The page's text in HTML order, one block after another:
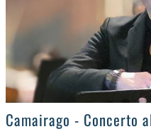
>
Camairago - Concerto